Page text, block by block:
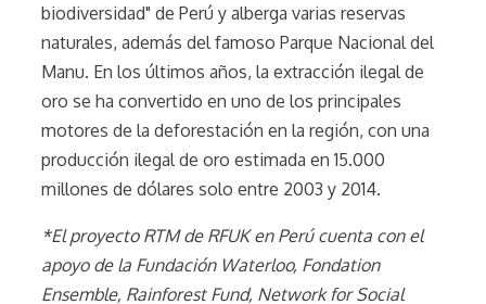
biodiversidad" de Perú y alberga varias reservas
naturales, además del famoso Parque Nacional del
Manu. En los últimos años, la extracción ilegal de
oro se ha convertido en uno de los principales
motores de la deforestación en la región, con una
producción ilegal de oro estimada en 15.000
millones de dólares solo entre 2003 y 2014.
*El proyecto RTM de RFUK en Perú cuenta con el
apoyo de la Fundación Waterloo, Fondation
Ensemble, Rainforest Fund, Network for Social